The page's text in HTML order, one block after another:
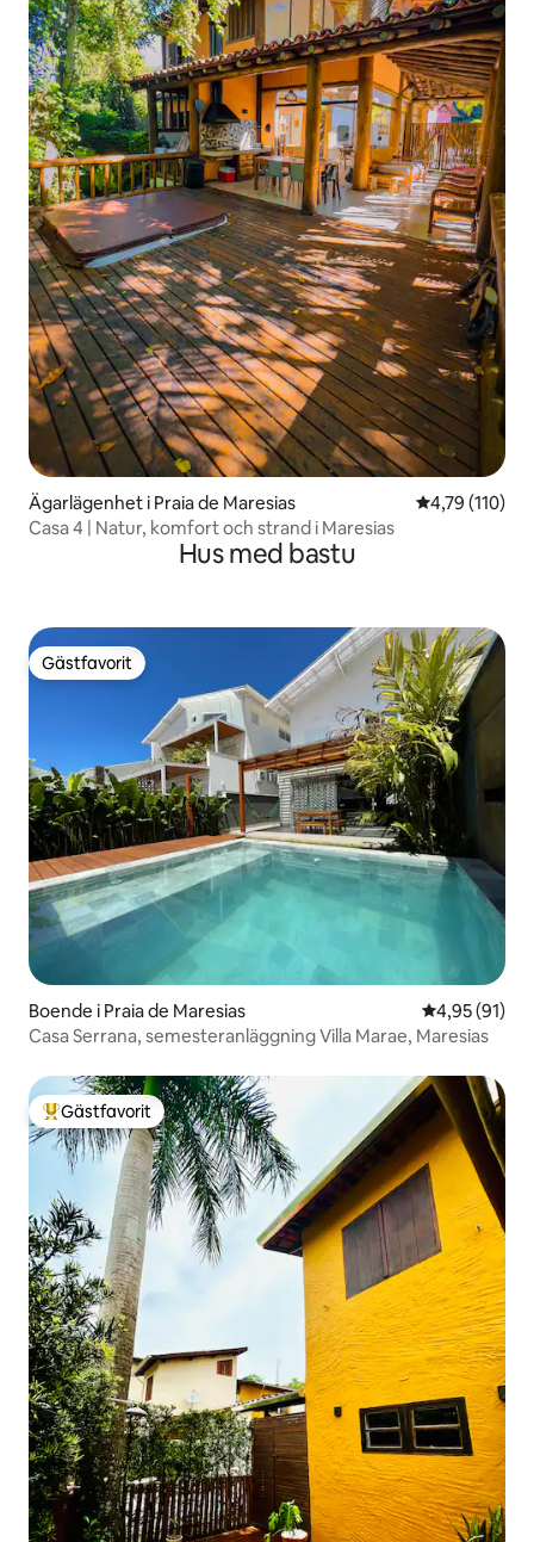
Ägarlägenhet i Praia de Maresias 4,79 av 5 i
4,79 (110)
Casa 4 | Natur, komfort och strand i Maresias
Hus med bastu
Gästfavorit
Gästfavorit
Boende i Praia de Maresias 4,95 av 5 i
4,95 (91)
Casa Serrana, semesteranläggning Villa Marae, Maresias
Populär gästfavorit
Gästfavorit